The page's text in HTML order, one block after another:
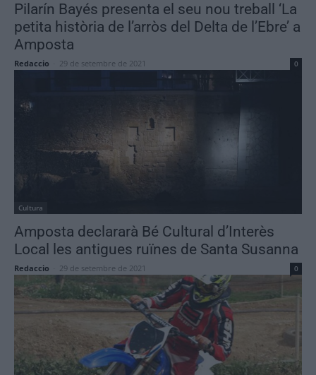
Pilarín Bayés presenta el seu nou treball ‘La
petita història de l’arròs del Delta de l’Ebre’ a
Amposta
Redaccio 29 de setembre de 2021 0
Cultura
Amposta declararà Bé Cultural d’Interès
Local les antigues ruïnes de Santa Susanna
Redaccio 29 de setembre de 2021 0